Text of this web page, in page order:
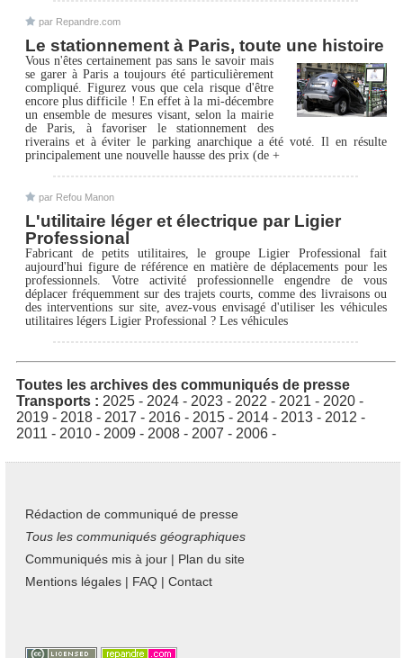
par Repandre.com
Le stationnement à Paris, toute une histoire
Vous n'êtes certainement pas sans le savoir mais
se garer à Paris a toujours été particulièrement
compliqué. Figurez vous que cela risque d'être
encore plus difficile ! En effet à la mi-décembre
un ensemble de mesures visant, selon la mairie
de Paris, à favoriser le stationnement des
riverains et à éviter le parking anarchique a été voté. Il en résulte
principalement une nouvelle hausse des prix (de +
par Refou Manon
L'utilitaire léger et électrique par Ligier
Professional
Fabricant de petits utilitaires, le groupe Ligier Professional fait
aujourd'hui figure de référence en matière de déplacements pour les
professionnels. Votre activité professionnelle engendre de vous
déplacer fréquemment sur des trajets courts, comme des livraisons ou
des interventions sur site, avez-vous envisagé d'utiliser les véhicules
utilitaires légers Ligier Professional ? Les véhicules
Toutes les archives des communiqués de presse
Transports : 2025 - 2024 - 2023 - 2022 - 2021 - 2020 -
2019 - 2018 - 2017 - 2016 - 2015 - 2014 - 2013 - 2012 -
2011 - 2010 - 2009 - 2008 - 2007 - 2006 -
Rédaction de communiqué de presse
Tous les communiqués géographiques
Communiqués mis à jour | Plan du site
Mentions légales | FAQ | Contact